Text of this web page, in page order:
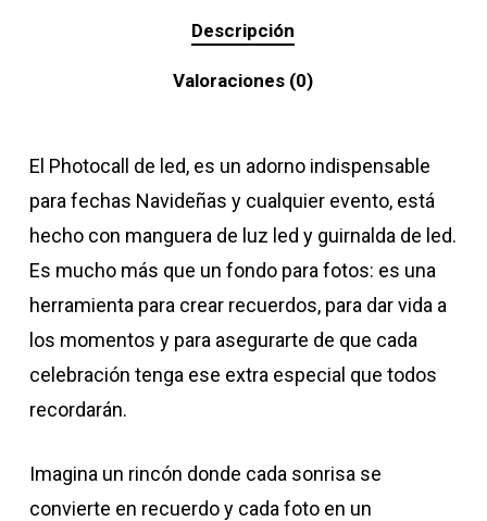
Descripción
Valoraciones (0)
El Photocall de led, es un adorno indispensable
para fechas Navideñas y cualquier evento, está
hecho con manguera de luz led y guirnalda de led.
Es mucho más que un fondo para fotos: es una
herramienta para crear recuerdos, para dar vida a
los momentos y para asegurarte de que cada
celebración tenga ese extra especial que todos
recordarán.
Imagina un rincón donde cada sonrisa se
convierte en recuerdo y cada foto en un